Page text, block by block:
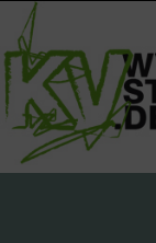
Skip
content